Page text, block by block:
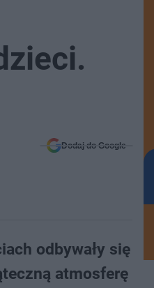
Dodaj do Google
odbywały się
atmosferę